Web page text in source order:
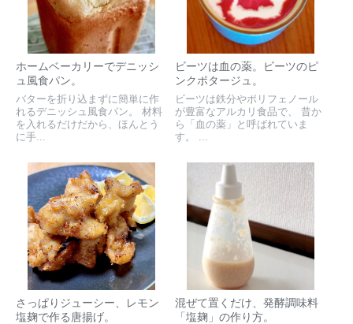
ホームベーカリーでデニッシ
ュ風食パン。
バターを折り込まずに簡単に作
れるデニッシュ風食パン。 材料
を入れるだけだから、ほんとう
に手...
ビーツは血の薬。ビーツのピ
ンクポタージュ。
ビーツは鉄分やポリフェノール
が豊富なアルカリ食品で、 昔か
ら「血の薬」と呼ばれていま
す。 ...
さっぱりジューシー、レモン
塩麹で作る唐揚げ。
混ぜて置くだけ、発酵調味料
「塩麹」の作り方。